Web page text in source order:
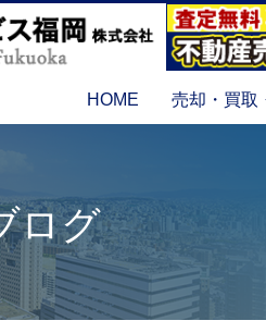
HOME 売却・買取
ログ